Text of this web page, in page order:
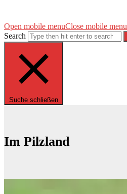
Open mobile menuClose mobile menu
Search
Suche schließen
Im Pilzland